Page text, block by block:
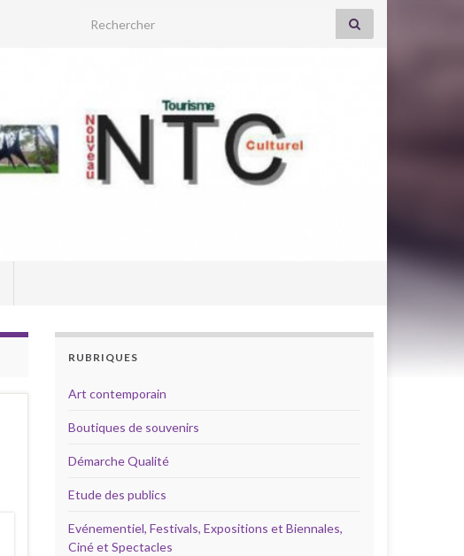
Search for:
RUBRIQUES
Art contemporain
Boutiques de souvenirs
Démarche Qualité
Etude des publics
Evénementiel, Festivals, Expositions et Biennales,
Ciné et Spectacles